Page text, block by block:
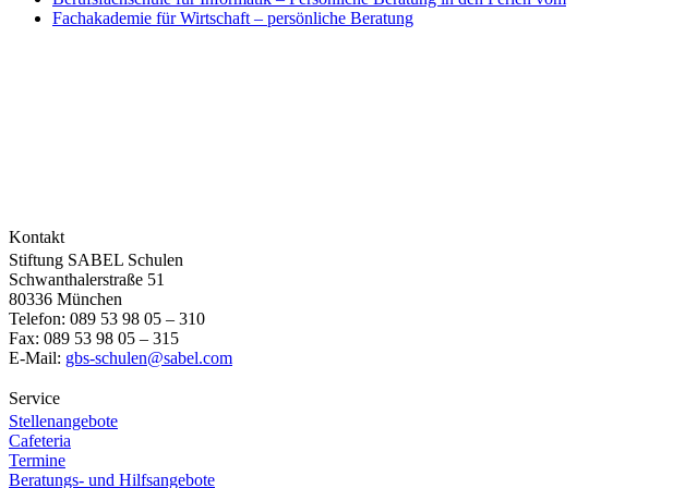
Fachakademie für Wirtschaft – persönliche Beratung
Kontakt
Stiftung SABEL Schulen
Schwanthalerstraße 51
80336 München
Telefon: 089 53 98 05 – 310
Fax: 089 53 98 05 – 315
E-Mail: gbs-schulen@sabel.com
Service
Stellenangebote
Cafeteria
Termine
Beratungs- und Hilfsangebote